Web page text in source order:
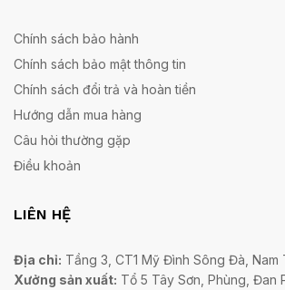
Chính sách bảo hành
Chính sách bảo mật thông tin
Chính sách đổi trả và hoàn tiền
Hướng dẫn mua hàng
Câu hỏi thường gặp
Điều khoản
LIÊN HỆ
Địa chỉ: Tầng 3, CT1 Mỹ Đình Sông Đà, Nam
Xưởng sản xuất: Tổ 5 Tây Sơn, Phùng, Đan